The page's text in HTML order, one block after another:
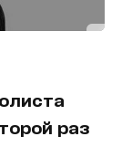
раз